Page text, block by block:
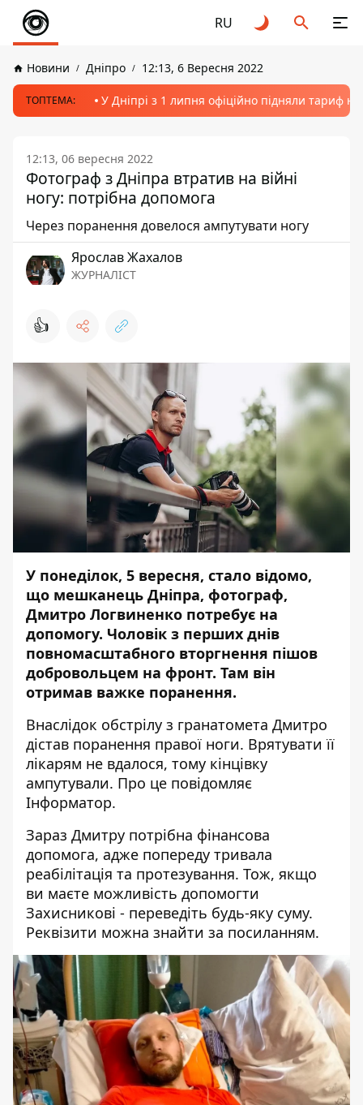
RU
Новини Дніпро 12:13, 6 Вересня 2022
ТОПТЕМА: У Дніпрі з 1 липня офіційно підняли тариф
12:13, 06 вересня 2022
Фотограф з Дніпра втратив на війні
ногу: потрібна допомога
Через поранення довелося ампутувати ногу
Ярослав Жахалов
ЖУРНАЛІСТ
👍
У понеділок, 5 вересня, стало відомо,
що мешканець Дніпра, фотограф,
Дмитро Логвиненко потребує на
допомогу. Чоловік з перших днів
повномасштабного вторгнення пішов
добровольцем на фронт. Там він
отримав важке поранення.
Внаслідок обстрілу з гранатомета Дмитро
дістав поранення правої ноги. Врятувати її
лікарям не вдалося, тому кінцівку
ампутували. Про це повідомляє
Інформатор.
Зараз Дмитру потрібна фінансова
допомога, адже попереду тривала
реабілітація та протезування. Тож, якщо
ви маєте можливість допомогти
Захисникові - переведіть будь-яку суму.
Реквізити можна знайти за посиланням.